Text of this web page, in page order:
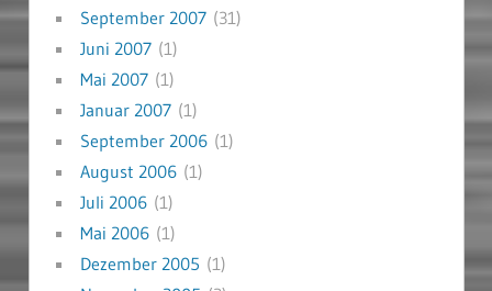
September 2007(31)
Juni 2007(1)
Mai 2007(1)
Januar 2007(1)
September 2006(1)
August 2006(1)
Juli 2006(1)
Mai 2006(1)
Dezember 2005 (1)